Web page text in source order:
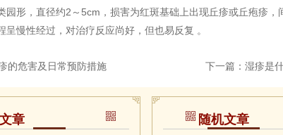
园形，直径约2～5cm，损害为红斑基础上出现丘疹或丘疱疹，
呈慢性经过，对治疗反应尚好，但也易反复 。
的危害及日常预防措施 下一篇： 湿疹是
章 随机文章